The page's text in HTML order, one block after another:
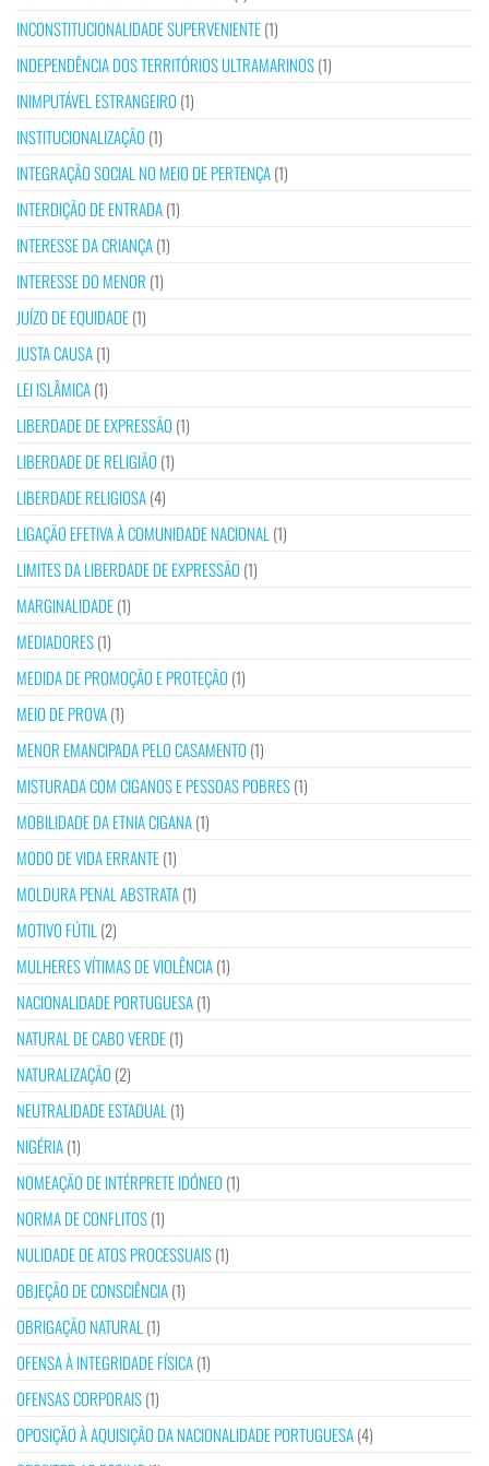
INCONSTITUCIONALIDADE SUPERVENIENTE(1)
INDEPENDÊNCIA DOS TERRITÓRIOS ULTRAMARINOS(1)
INIMPUTÁVEL ESTRANGEIRO (1)
INSTITUCIONALIZAÇÃO (1)
INTEGRAÇÃO SOCIAL NO MEIO DE PERTENÇA(1)
INTERDIÇÃO DE ENTRADA(1)
INTERESSE DA CRIANÇA(1)
INTERESSE DO MENOR (1)
JUÍZO DE EQUIDADE(1)
JUSTA CAUSA(1)
LEI ISLÂMICA(1)
LIBERDADE DE EXPRESSÃO (1)
LIBERDADE DE RELIGIÃO (1)
LIBERDADE RELIGIOSA(4)
LIGAÇÃO EFETIVA À COMUNIDADE NACIONAL (1)
LIMITES DA LIBERDADE DE EXPRESSÃO (1)
MARGINALIDADE(1)
MEDIADORES(1)
MEDIDA DE PROMOÇÃO E PROTEÇÃO (1)
MEIO DE PROVA(1)
MENOR EMANCIPADA PELO CASAMENTO (1)
MISTURADA COM CIGANOS E PESSOAS POBRES(1)
MOBILIDADE DA ETNIA CIGANA(1)
MODO DE VIDA ERRANTE(1)
MOLDURA PENAL ABSTRATA(1)
MOTIVO FÚTIL (2)
MULHERES VÍTIMAS DE VIOLÊNCIA(1)
NACIONALIDADE PORTUGUESA(1)
NATURAL DE CABO VERDE(1)
NATURALIZAÇÃO (2)
NEUTRALIDADE ESTADUAL (1)
NIGÉRIA(1)
NOMEAÇÃO DE INTÉRPRETE IDÓNEO (1)
NORMA DE CONFLITOS(1)
NULIDADE DE ATOS PROCESSUAIS(1)
OBJEÇÃO DE CONSCIÊNCIA(1)
OBRIGAÇÃO NATURAL (1)
OFENSA À INTEGRIDADE FÍSICA(1)
OFENSAS CORPORAIS(1)
OPOSIÇÃO À AQUISIÇÃO DA NACIONALIDADE PORTUGUESA(4)